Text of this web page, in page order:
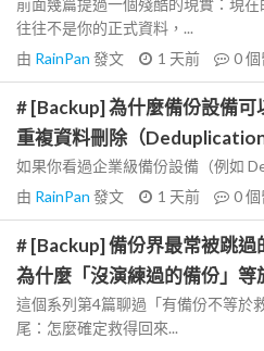
前面幾篇提過一個殘酷的現實：現
往往不是你的正式資料，...
由 RainPan 發文 1 天前 0個
# [Backup] 為什麼備份設備可
重複資料刪除（Deduplication
如果你看過企業級備份設備（例如
由 RainPan 發文 1 天前 0個
# [Backup] 備份界最常被跳
為什麼「沒演練過的備份」等
這個系列第4篇聊過「有備份不等於
尾：怎麼確定救得回來...